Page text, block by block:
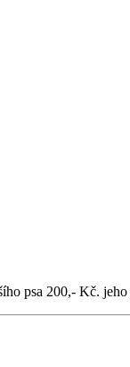
psa 200,- Kč. jeho